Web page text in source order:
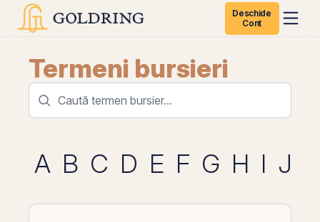
Deschide
Cont
Termeni bursieri
A B C D E F G H I J